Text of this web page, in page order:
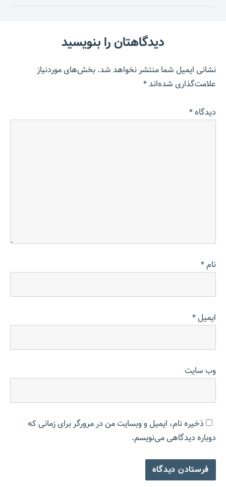
دیدگاهتان را بنویسید
نشانی ایمیل شما منتشر نخواهد شد.بخش‌های موردنیاز
علامت‌گذاری شده‌اند*
دیدگاه*
نام*
ایمیل*
وب‌ سایت
ذخیره نام، ایمیل و وبسایت من در مرورگر برای زمانی که
دوباره دیدگاهی می‌نویسم.